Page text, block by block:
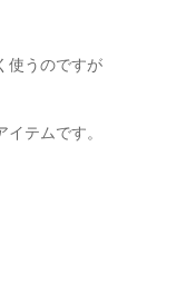
使うのですが
テムです。